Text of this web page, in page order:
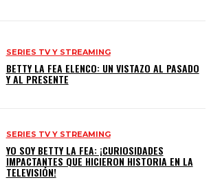
SERIES TV Y STREAMING
BETTY LA FEA ELENCO: UN VISTAZO AL PASADO
Y AL PRESENTE
SERIES TV Y STREAMING
YO SOY BETTY LA FEA: ¡CURIOSIDADES
IMPACTANTES QUE HICIERON HISTORIA EN LA
TELEVISIÓN!